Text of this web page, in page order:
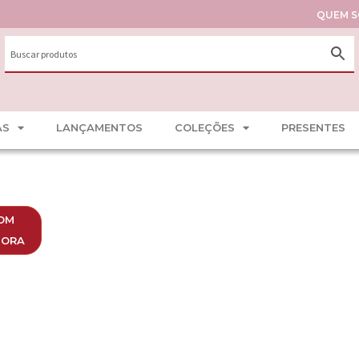
QUEM
LANÇAMENTOS COLEÇÕES PRESENTES
Renda Italiana Com